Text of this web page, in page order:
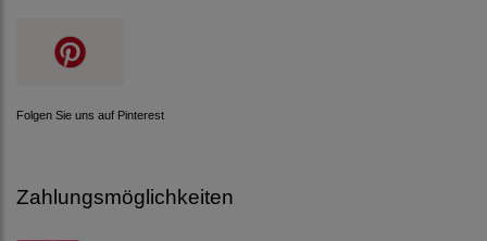
Folgen Sie uns auf Pinterest
Zahlungsmöglichkeiten